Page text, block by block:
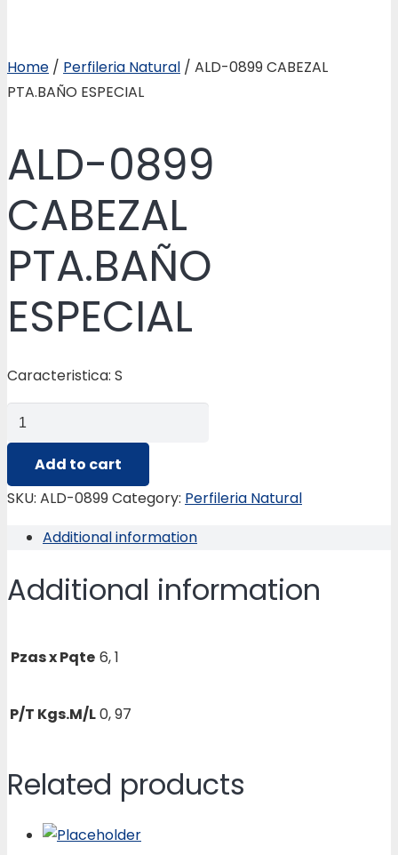
Home / Perfileria Natural / ALD-0899 CABEZAL
PTA.BAÑO ESPECIAL
ALD-0899
CABEZAL
PTA.BAÑO
ESPECIAL
Caracteristica: S
ALD-
0899
CABEZAL
PTA.BAÑO
quantity
Add to cart
SKU: ALD-0899Category: Perfileria Natural
Additional information
Additional information
Pzas x Pqte 6, 1
P/T Kgs.M/L0, 97
Related products